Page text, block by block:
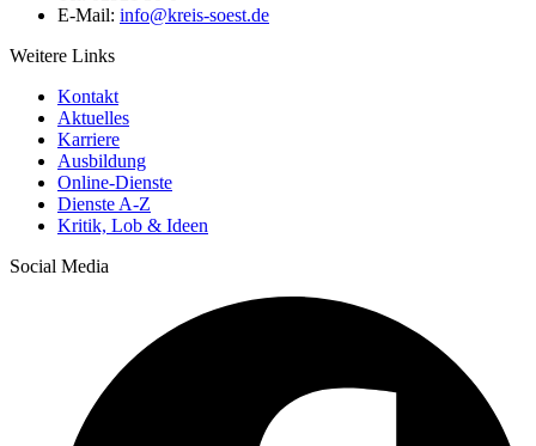
E-Mail: info@​kreis-soest.de
Weitere Links
Kontakt
Aktuelles
Karriere
Ausbildung
Online-Dienste
Dienste A-Z
Kritik, Lob & Ideen
Social Media